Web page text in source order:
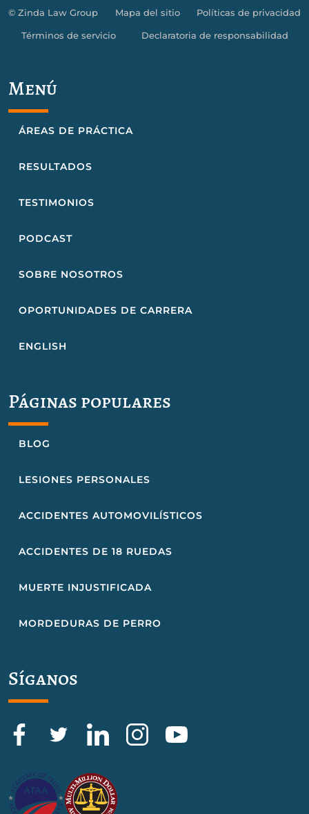
© Zinda Law Group Mapa del sitio Políticas de privacidad
Términos de servicio Declaratoria de responsabilidad
Menú
ÁREAS DE PRÁCTICA
RESULTADOS
TESTIMONIOS
PODCAST
SOBRE NOSOTROS
OPORTUNIDADES DE CARRERA
ENGLISH
Páginas populares
BLOG
LESIONES PERSONALES
ACCIDENTES AUTOMOVILÍSTICOS
ACCIDENTES DE 18 RUEDAS
MUERTE INJUSTIFICADA
MORDEDURAS DE PERRO
Síganos